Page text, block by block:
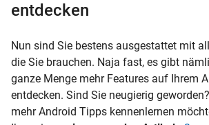
entdecken
Nun sind Sie bestens ausgestattet mit
die Sie brauchen. Naja fast, es gibt
ganze Menge mehr Features auf Ihrem
entdecken. Sind Sie neugierig
mehr Android Tipps kennenlernen